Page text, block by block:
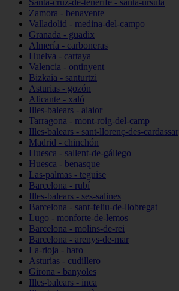
Santa-cruz-de-tenerife - santa-úrsula
Zamora - benavente
Valladolid - medina-del-campo
Granada - guadix
Almería - carboneras
Huelva - cartaya
Valencia - ontinyent
Bizkaia - santurtzi
Asturias - gozón
Alicante - xaló
Illes-balears - alaior
Tarragona - mont-roig-del-camp
Illes-balears - sant-llorenç-des-cardassar
Madrid - chinchón
Huesca - sallent-de-gállego
Huesca - benasque
Las-palmas - teguise
Barcelona - rubí
Illes-balears - ses-salines
Barcelona - sant-feliu-de-llobregat
Lugo - monforte-de-lemos
Barcelona - molins-de-rei
Barcelona - arenys-de-mar
La-rioja - haro
Asturias - cudillero
Girona - banyoles
Illes-balears - inca